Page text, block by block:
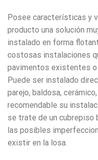
Posee características y
producto una solución
instalado en forma
costosas instalaciones
pavimentos existentes o
Puede ser instalado
parejo, baldosa,
recomendable su
se trate de un cubrepiso
las posibles
existir en la losa.